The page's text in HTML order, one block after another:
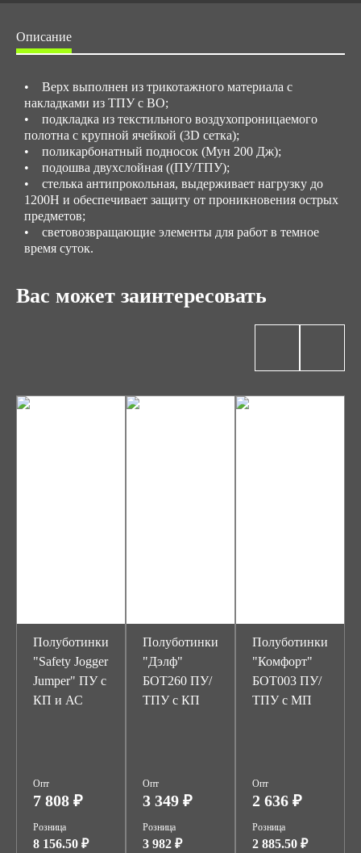
Описание
• Верх выполнен из трикотажного материала с
накладками из ТПУ с ВО;
• подкладка из текстильного воздухопроницаемого
полотна с крупной ячейкой (3D сетка);
• поликарбонатный подносок (Мун 200 Дж);
• подошва двухслойная ((ПУ/ТПУ);
• стелька антипрокольная, выдерживает нагрузку до
1200Н и обеспечивает защиту от проникновения острых
предметов;
• световозвращающие элементы для работ в темное
время суток.
Вас может заинтересовать
Полуботинки
"Safety Jogger
Jumper" ПУ с
КП и АС
Опт
7 808 ₽
Розница
8 156.50 ₽
Полуботинки
"Дэлф"
БОТ260 ПУ/
ТПУ с КП
Опт
3 349 ₽
Розница
3 982 ₽
Полуботинки
"Комфорт"
БОТ003 ПУ/
ТПУ с МП
Опт
2 636 ₽
Розница
2 885.50 ₽